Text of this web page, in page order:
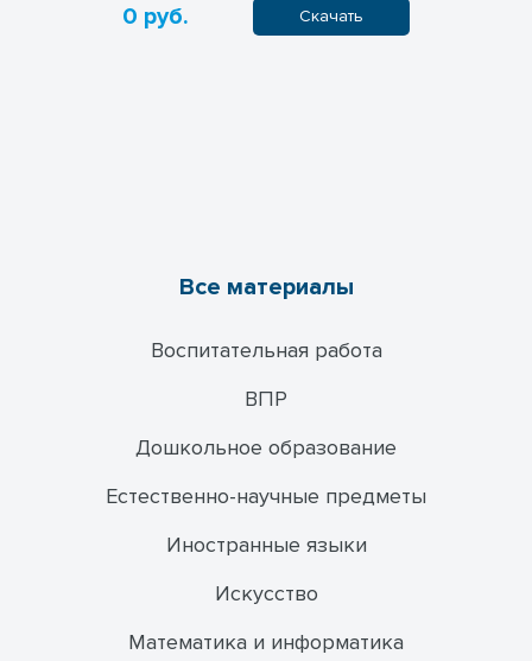
0 руб. Скачать
Все материалы
Воспитательная работа
ВПР
Дошкольное образование
Естественно-научные предметы
Иностранные языки
Искусство
Математика и информатика